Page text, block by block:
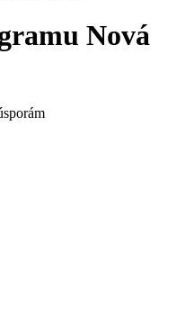
Nová